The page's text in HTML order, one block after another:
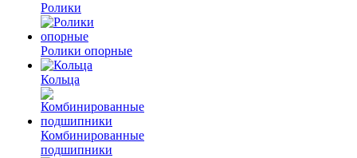
Ролики
Ролики опорные
Кольца
Комбинированные
подшипники